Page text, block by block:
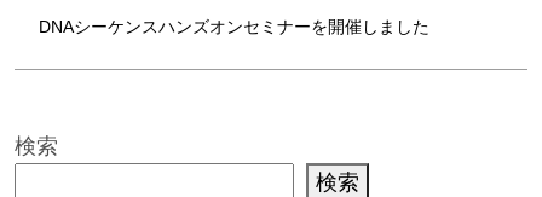
DNAシーケンスハンズオンセミナーを開催しました
検索
検索